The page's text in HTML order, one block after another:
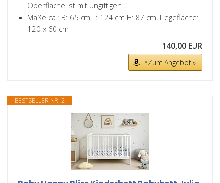
Oberfläche ist mit ungiftigen...
Maße ca.: B: 65 cm L: 124 cm H: 87 cm, Liegefläche:
120 x 60 cm
140,00 EUR
*Zum Angebot »
BESTSELLER NR. 2